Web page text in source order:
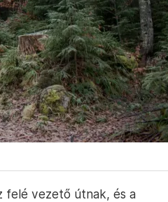
felé vezető útnak, és a